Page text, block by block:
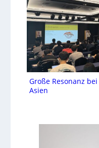
Große Resonanz
Asien